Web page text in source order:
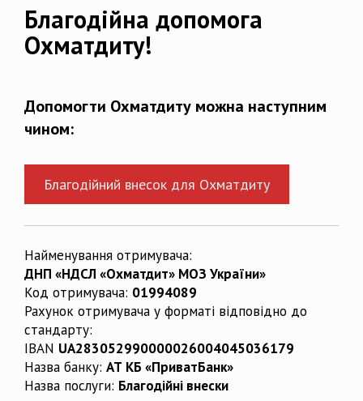
Благодійна допомога
Охматдиту!
Допомогти Охматдиту можна наступним
чином:
Благодійний внесок для Охматдиту
Найменування отримувача:
ДНП «НДСЛ «Охматдит» МОЗ України»
Код отримувача: 01994089
Рахунок отримувача у форматі відповідно до
стандарту:
IBAN UA283052990000026004045036179
Назва банку: АТ КБ «ПриватБанк»
Назва послуги: Благодійні внески